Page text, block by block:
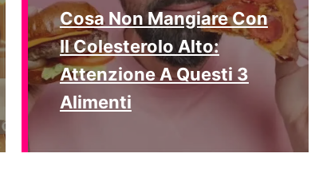
Cosa Non Mangiare Con
Il Colesterolo Alto:
Attenzione A Questi 3
Alimenti